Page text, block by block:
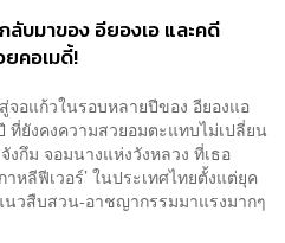
ลับมาของ อียองเอ และคดี
คอเมดี้!
อแก้วในรอบหลายปีของ อียองแอ
ยังคงความสวยอมตะแทบไม่เปลี่ยน
กึม จอมนางแห่งวังหลวง ที่เธอ
หลีฟีเวอร์’ ในประเทศไทยตั้งแต่ยุค
วสืบสวน-อาชญากรรมมาแรงมากๆ